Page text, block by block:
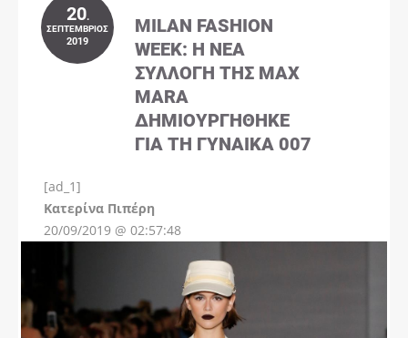
20.
ΣΕΠΤΈΜΒΡΙΟΣ
2019
MILAN FASHION
WEEK: Η ΝΈΑ
ΣΥΛΛΟΓΉ ΤΗΣ MAX
MARA
ΔΗΜΙΟΥΡΓΉΘΗΚΕ
ΓΙΑ ΤΗ ΓΥΝΑΊΚΑ 007
[ad_1]
Kατερίνα Πιπέρη
20/09/2019 @ 02:57:48